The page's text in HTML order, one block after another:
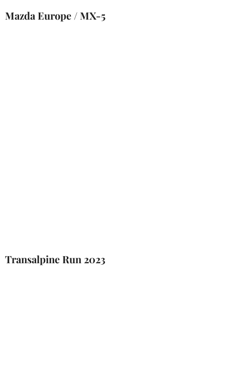
Mazda Europe / MX-5
Transalpine Run 2023